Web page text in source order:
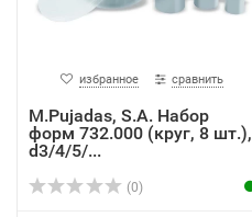
избранное сравнить
M.Pujadas, S.A. Набор
форм 732.000 (круг, 8 шт.),
d3/4/5/...
(0)